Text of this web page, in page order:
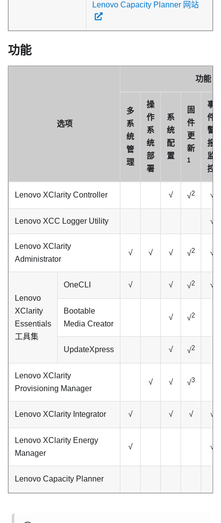
Lenovo Capacity Planner 网站
功能
选项
功能
多
系
统
管
理
操
作
系
统
部
署
系
统
配
置
固
件
更
新
1
事
件/
警
报
监
控
Lenovo XClarity Controller √ √2 √
Lenovo XCC Logger Utility √
Lenovo XClarity
Administrator
√ √ √ √2 √
Lenovo
XClarity
Essentials
工具集
OneCLI √ √ √2 √
Bootable
Media Creator
√ √2
UpdateXpress √ √2
Lenovo XClarity
Provisioning Manager
√ √ √3
Lenovo XClarity Integrator √ √ √ √
Lenovo XClarity Energy
Manager
√ √
Lenovo Capacity Planner